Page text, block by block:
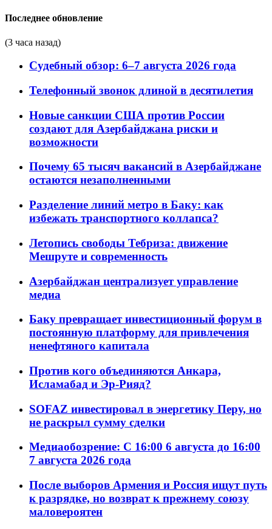
Последнее обновление
(3 часа назад)
Судебный обзор: 6–7 августа 2026 года
Телефонный звонок длиной в десятилетия
Новые санкции США против России
создают для Азербайджана риски и
возможности
Почему 65 тысяч вакансий в Азербайджане
остаются незаполненными
Разделение линий метро в Баку: как
избежать транспортного коллапса?
Летопись свободы Тебриза: движение
Мешруте и современность
Азербайджан централизует управление
медиа
Баку превращает инвестиционный форум в
постоянную платформу для привлечения
ненефтяного капитала
Против кого объединяются Анкара,
Исламабад и Эр-Рияд?
SOFAZ инвестировал в энергетику Перу, но
не раскрыл сумму сделки
Медиаобозрение: С 16:00 6 августа до 16:00
7 августа 2026 года
После выборов Армения и Россия ищут путь
к разрядке, но возврат к прежнему союзу
маловероятен